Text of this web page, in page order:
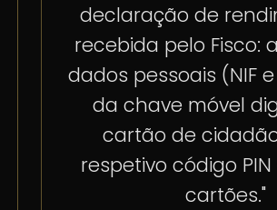
declaração de
recebida pelo Fisco:
dados pessoais (NIF
da chave móvel
cartão de
respetivo código
cartões."